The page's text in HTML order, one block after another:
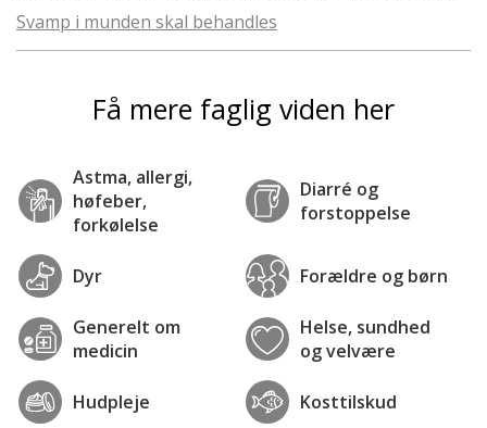
Svamp i munden skal behandles
Få mere faglig viden her
Astma, allergi,
høfeber,
forkølelse
Diarré og
forstoppelse
Dyr Forældre og børn
Generelt om
medicin
Helse, sundhed
og velvære
Hudpleje Kosttilskud